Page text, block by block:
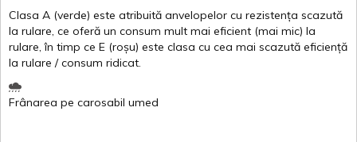
Clasa A (verde) este atribuită anvelopelor cu rezistența scazută
la rulare, ce oferă un consum mult mai eficient (mai mic) la
rulare,în timp ce E (roșu) este clasa cu cea mai scazută eficiență
la rulare /consum ridicat.
Frânarea pe carosabil umed